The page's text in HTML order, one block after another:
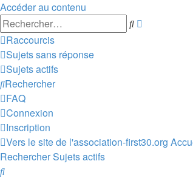
Accéder au contenu
Rechercher
Raccourcis
Sujets sans réponse
Sujets actifs
Rechercher
FAQ
Connexion
Inscription
Vers le site de l'association-first30.org
RechercherSujets actifs
Rechercher